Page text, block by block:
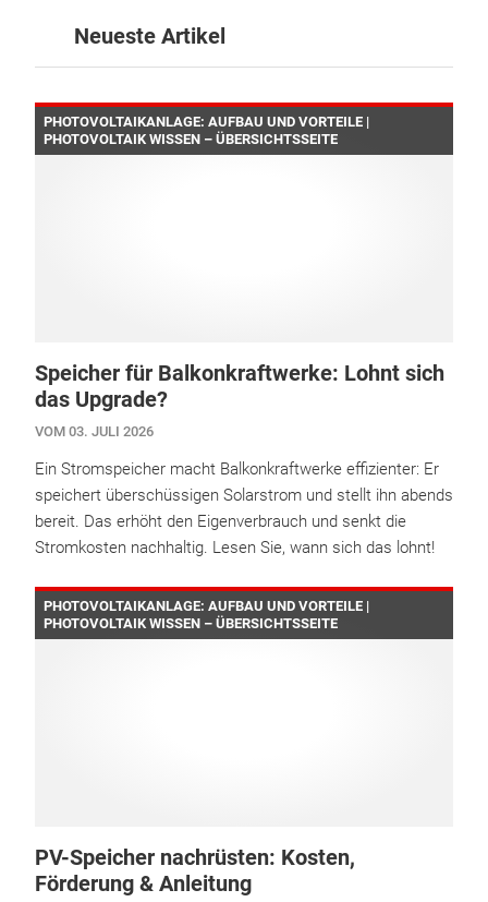
Neueste Artikel
PHOTOVOLTAIKANLAGE: AUFBAU UND VORTEILE |
PHOTOVOLTAIK WISSEN – ÜBERSICHTSSEITE
Speicher für Balkonkraftwerke: Lohnt sich
das Upgrade?
VOM 03. JULI 2026
Ein Stromspeicher macht Balkonkraftwerke effizienter: Er
speichert überschüssigen Solarstrom und stellt ihn abends
bereit. Das erhöht den Eigenverbrauch und senkt die
Stromkosten nachhaltig. Lesen Sie, wann sich das lohnt!
PHOTOVOLTAIKANLAGE: AUFBAU UND VORTEILE |
PHOTOVOLTAIK WISSEN – ÜBERSICHTSSEITE
PV-Speicher nachrüsten: Kosten,
Förderung & Anleitung